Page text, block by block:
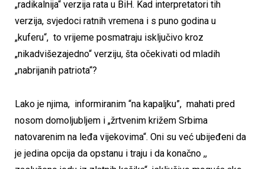
„radikalnija“ verzija rata u BiH. Kad interpretatori tih
verzija, svjedoci ratnih vremena i s puno godina u
„kuferu“, to vrijeme posmatraju isključivo kroz
„nikadvišezajedno“ verziju, šta očekivati od mladih
„nabrijanih patriota“?
Lako je njima, informiranim “na kapaljku”, mahati pred
nosom domoljubljem i „žrtvenim križem Srbima
natovarenim na leđa vijekovima“. Oni su već ubijeđeni da
je jedina opcija da opstanu i traju i da konačno ,,